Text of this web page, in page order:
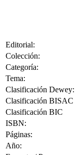
Editorial:
Colección:
Categoría:
Tema:
Clasificación Dewey:
Clasificación BISAC
Clasificación BIC
ISBN:
Páginas:
Año: